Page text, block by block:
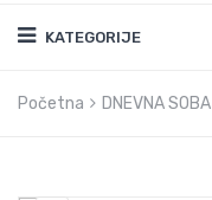
KATEGORIJE
Početna DNEVNA SOBA